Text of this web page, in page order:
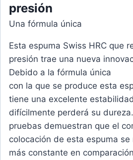
presión
Una fórmula única
Esta espuma Swiss HRC que
presión trae una nueva
Debido a la fórmula única
con la que se produce esta
tiene una excelente
difícilmente perderá su
pruebas demuestran que el
colocación de esta espuma
más constante en